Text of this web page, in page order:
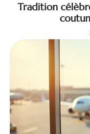
Tradition